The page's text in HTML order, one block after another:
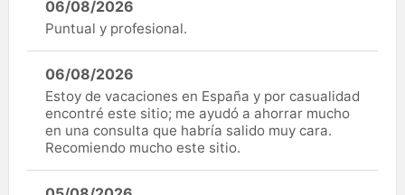
06/08/2026
Puntual y profesional.
06/08/2026
Estoy de vacaciones en España y por casualidad
encontré este sitio; me ayudó a ahorrar mucho
en una consulta que habría salido muy cara.
Recomiendo mucho este sitio.